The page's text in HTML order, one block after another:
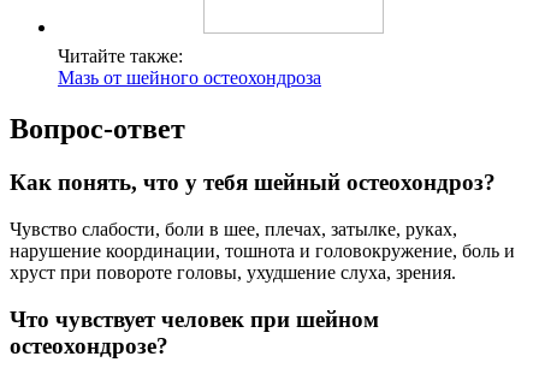
Читайте также:
Мазь от шейного остеохондроза
Вопрос-ответ
Как понять, что у тебя шейный остеохондроз?
Чувство слабости, боли в шее, плечах, затылке, руках,
нарушение координации, тошнота и головокружение, боль и
хруст при повороте головы, ухудшение слуха, зрения.
Что чувствует человек при шейном
остеохондрозе?